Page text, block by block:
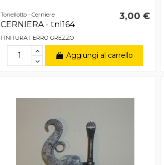
Tonellotto - Cerniere
CERNIERA - tnl164
3,00 €
FINITURA FERRO GREZZO
Aggiungi al carrello